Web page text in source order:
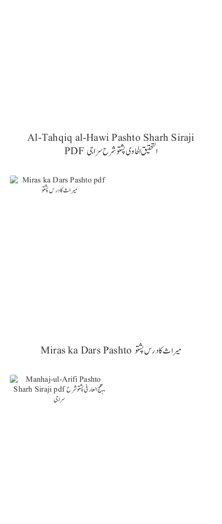
Al-Tahqiq al-Hawi Pashto Sharh Siraji
PDF التحقیق الحاوی پشتو شرح سراجی
Miras ka Dars Pashto میراث کا درس پشتو